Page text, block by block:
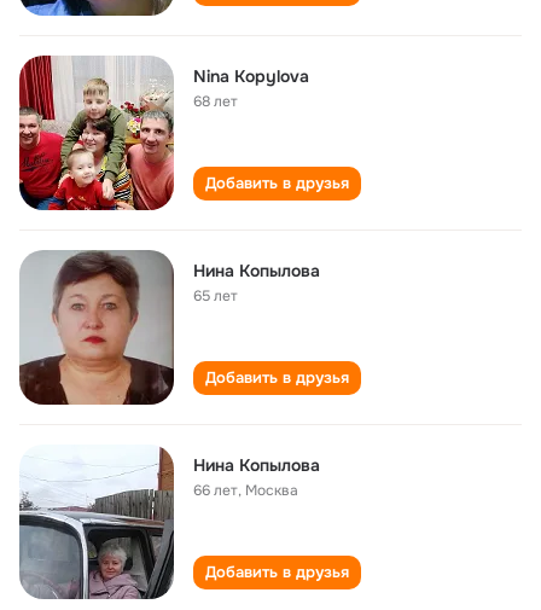
Nina Kopylova
68 лет
Добавить в друзья
Нина Копылова
65 лет
Добавить в друзья
Нина Копылова
66 лет, Москва
Добавить в друзья